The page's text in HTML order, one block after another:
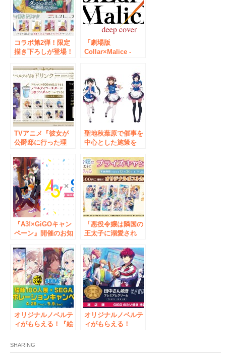
コラボ第2弾！限定
描き下ろしが登場！
いを求めるのは間違
っているだろうか
IV」コラボキャンペ
ーン開催のお知らせ
「劇場版
Collar×Malice -
開催のお知らせ
TVアニメ『彼女が
公爵邸に行った理
ドリンク販売のお知
らせ
聖地秋葉原で催事を
中心とした施策を
メ『アキバ冥途戦
争』 GiGOコラボ開
催のお知らせ
『A3!×GiGOキャン
ペーン』開催のお知
「悪役令嬢は隣国の
王太子に溺愛され
催のお知らせ
オリジナルノベルテ
ィがもらえる！『絵
コラボレーションキ
ャンペーン』開催の
オリジナルノベルテ
ィがもらえる！
お知らせ
SHARING